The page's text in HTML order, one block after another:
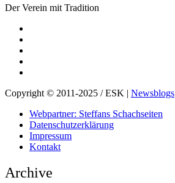
Der Verein mit Tradition
Copyright © 2011-2025 / ESK Newsblogs
Webpartner: Steffans Schachseiten
Datenschutzerklärung
Impressum
Kontakt
Archive